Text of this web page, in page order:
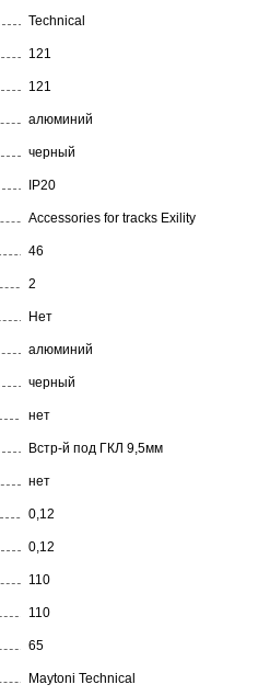
Technical
121
121
алюминий
черный
IP20
Accessories for tracks Exility
46
2
Нет
алюминий
черный
нет
Встр-й под ГКЛ 9,5мм
нет
0,12
0,12
110
110
65
Maytoni Technical